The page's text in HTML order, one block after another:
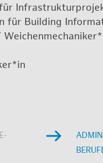
für Buil­ding